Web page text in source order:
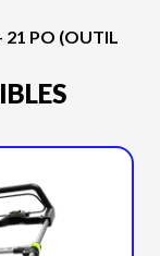
21 PO (OUTIL